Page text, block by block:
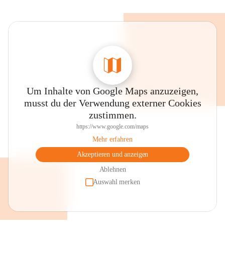
Um Inhalte von Google Maps anzuzeigen,
musst du der Verwendung externer Cookies
zustimmen.
https://www.google.com/maps
Mehr erfahren
Akzeptieren und anzeigen
Ablehnen
Auswahl merken